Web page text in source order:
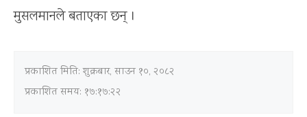
मुसलमानले बताएका छन् ।
प्रकाशित मिति:शुक्रबार, साउन १०, २०८२
प्रकाशित समय: १७:१७:२२